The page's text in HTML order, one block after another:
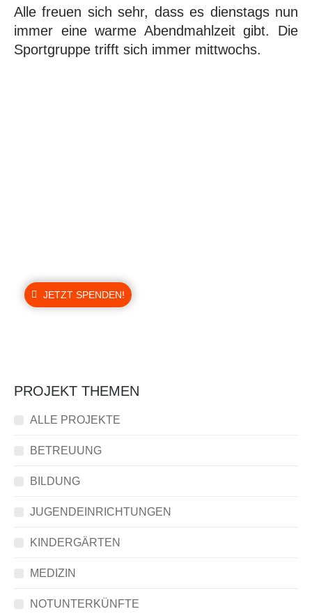
Alle freuen sich sehr, dass es dienstags nun
immer eine warme Abendmahlzeit gibt. Die
Sportgruppe trifft sich immer mittwochs.
JETZT SPENDEN!
PROJEKT THEMEN
ALLE PROJEKTE
BETREUUNG
BILDUNG
JUGENDEINRICHTUNGEN
KINDERGÄRTEN
MEDIZIN
NOTUNTERKÜNFTE